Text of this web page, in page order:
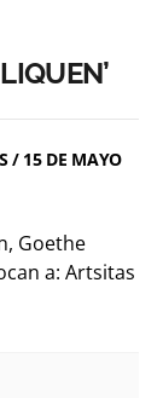
/ 15 DE MAYO
Goethe
a: Artsitas